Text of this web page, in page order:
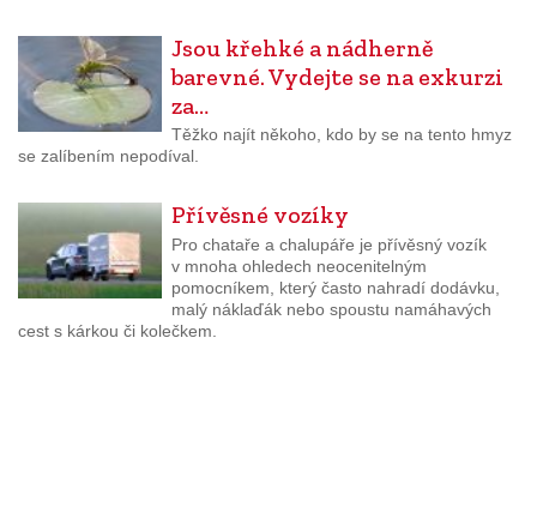
Jsou křehké a nádherně
barevné. Vydejte se na exkurzi
za…
Těžko najít někoho, kdo by se na tento hmyz
se zalíbením nepodíval.
Přívěsné vozíky
Pro chataře a chalupáře je přívěsný vozík
v mnoha ohledech neocenitelným
pomocníkem, který často nahradí dodávku,
malý náklaďák nebo spoustu namáhavých
cest s kárkou či kolečkem.